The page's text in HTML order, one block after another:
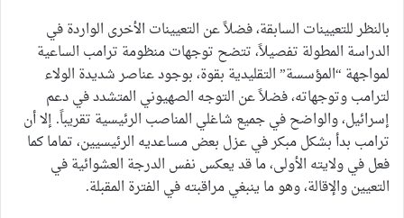
بالنظر للتعيينات السابقة، فضلاً عن التعيينات الأخرى الواردة في
الدراسة المطولة تفصيلاً، تتضح توجهات منظومة ترامب الساعية
لمواجهة “المؤسسة” التقليدية بقوة، بوجود عناصر شديدة الولاء
لترامب وتوجهاته، فضلاً عن التوجه الصهيوني المتشدد في دعم
إسرائيل، والواضح في جميع شاغلي المناصب الرئيسية تقريباً. إلا أن
ترامب بدأ بشكل مبكر في عزل بعض مساعديه الرئيسيين، تماما كما
فعل في ولايته الأولى، ما قد يعكس نفس الدرجة العشوائية في
التعيين والإقالة، وهو ما ينبغي مراقبته في الفترة المقبلة.